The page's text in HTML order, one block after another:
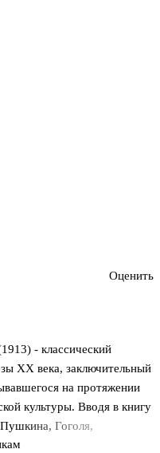
- классический
XX века, заключительный
на протяжении
культуры. Вводя в книгу
Гоголя,
и пророчества,
Оценить